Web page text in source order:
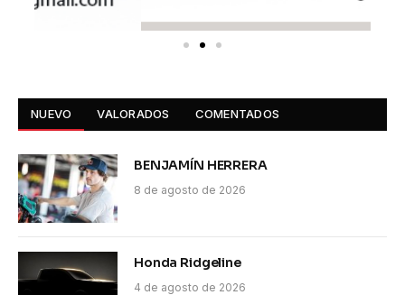
NUEVO VALORADOS COMENTADOS
BENJAMÍN HERRERA
8 de agosto de 2026
Honda Ridgeline
4 de agosto de 2026